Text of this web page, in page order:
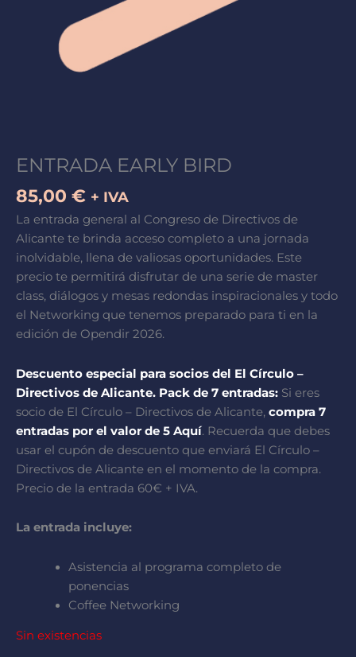
m
ENTRADA EARLY BIRD
85,00 € + IVA
La entrada general al Congreso de Directivos de
Alicante te brinda acceso completo a una jornada
inolvidable, llena de valiosas oportunidades. Este
precio te permitirá disfrutar de una serie de master
class, diálogos y mesas redondas inspiracionales y todo
el Networking que tenemos preparado para ti en la
edición de Opendir 2026.
Descuento especial para socios del El Círculo –
Directivos de Alicante. Pack de 7 entradas: Si eres
socio de El Círculo – Directivos de Alicante, compra 7
entradas por el valor de 5 Aquí. Recuerda que debes
usar el cupón de descuento que enviará El Círculo –
Directivos de Alicante en el momento de la compra.
Precio de la entrada 60€ + IVA.
La entrada incluye:
⁠Asistencia al programa completo de
ponencias⁠
Coffee Networking
Sin existencias